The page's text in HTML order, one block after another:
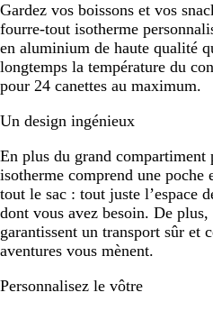
Gardez vos boissons et vos
fourre-tout isotherme
en aluminium de haute qualité
longtemps la température du
pour 24 canettes au maximum.
Un design ingénieux
En plus du grand
isotherme comprend une poche
tout le sac : tout juste l’espace
dont vous avez besoin. De plus,
garantissent un transport sûr et
aventures vous mènent.
Personnalisez le vôtre